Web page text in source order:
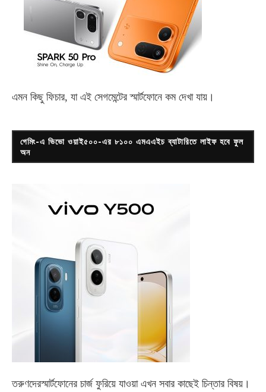
এমন কিছু ফিচার, যা এই সেগমেন্টের স্মার্টফোনে কম দেখা যায়।
গেমিং-এ ভিভো ওয়াই৫০০-এর ৮১০০ এমএএইচ ব্যাটারিতে লাইফ হবে ফুল
অন
তরুণদেরস্মার্টফোনের চার্জ ফুরিয়ে যাওয়া এখন সবার কাছেই চিন্তার বিষয়।